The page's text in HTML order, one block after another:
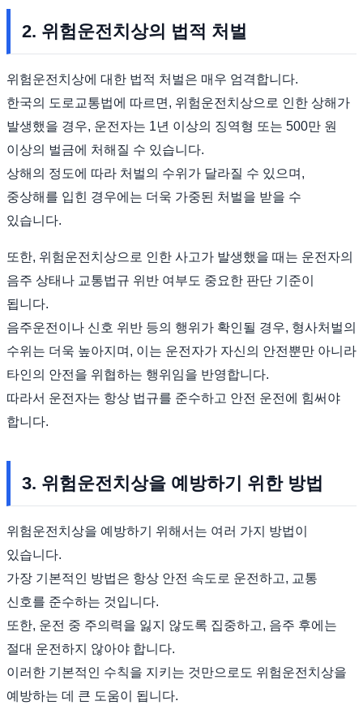
2. 위험운전치상의 법적 처벌
위험운전치상에 대한 법적 처벌은 매우 엄격합니다.
한국의 도로교통법에 따르면, 위험운전치상으로 인한 상해가
발생했을 경우, 운전자는 1년 이상의 징역형 또는 500만 원
이상의 벌금에 처해질 수 있습니다.
상해의 정도에 따라 처벌의 수위가 달라질 수 있으며,
중상해를 입힌 경우에는 더욱 가중된 처벌을 받을 수
있습니다.
또한, 위험운전치상으로 인한 사고가 발생했을 때는 운전자의
음주 상태나 교통법규 위반 여부도 중요한 판단 기준이
됩니다.
음주운전이나 신호 위반 등의 행위가 확인될 경우, 형사처벌의
수위는 더욱 높아지며, 이는 운전자가 자신의 안전뿐만 아니라
타인의 안전을 위협하는 행위임을 반영합니다.
따라서 운전자는 항상 법규를 준수하고 안전 운전에 힘써야
합니다.
3. 위험운전치상을 예방하기 위한 방법
위험운전치상을 예방하기 위해서는 여러 가지 방법이
있습니다.
가장 기본적인 방법은 항상 안전 속도로 운전하고, 교통
신호를 준수하는 것입니다.
또한, 운전 중 주의력을 잃지 않도록 집중하고, 음주 후에는
절대 운전하지 않아야 합니다.
이러한 기본적인 수칙을 지키는 것만으로도 위험운전치상을
예방하는 데 큰 도움이 됩니다.